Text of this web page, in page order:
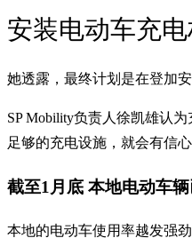
安装电动车充
她透露，最终计划是在登加安
SP Mobility负责人徐凯雄认
足够的充电设施，就会有信
截至1月底 本地电动车
本地的电动车使用率越发强